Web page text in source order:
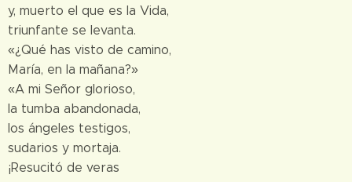
y, muerto el que es la Vida,
triunfante se levanta.
«¿Qué has visto de camino,
María, en la mañana?»
«A mi Señor glorioso,
la tumba abandonada,
los ángeles testigos,
sudarios y mortaja.
¡Resucitó de veras